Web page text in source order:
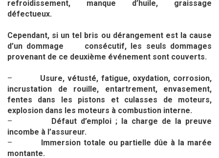
refroidissement, manque d’huile, graissage
défectueux.
Cependant, si un tel bris ou dérangement est la cause
d’un dommage consécutif, les seuls dommages
provenant de ce deuxième événement sont couverts.
– Usure, vétusté, fatigue, oxydation, corrosion,
incrustation de rouille, entartrement, envasement,
fentes dans les pistons et culasses de moteurs,
explosion dans les moteurs à combustion interne.
– Défaut d’emploi ; la charge de la preuve
incombe à l’assureur.
– Immersion totale ou partielle dûe à la marée
montante.